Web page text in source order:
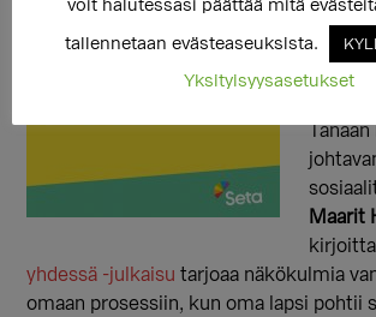
ja
Maarit
yhdessä -julkaisu tarjoaa näkökulmia
omaan prosessiin, kun oma lapsi pohtii
voit halutessasi päättää mitä
tallennetaan evästeaseuksista.
Yksityisyysasetukset